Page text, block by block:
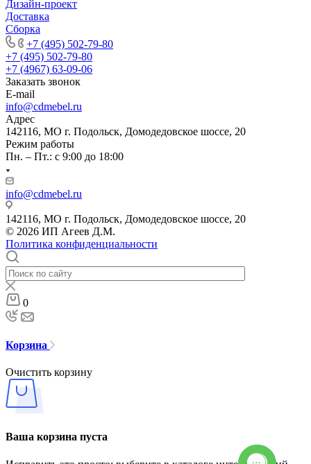
Дизайн-проект
Доставка
Сборка
+7 (495) 502-79-80
+7 (495) 502-79-80
+7 (4967) 63-09-06
Заказать звонок
E-mail
info@cdmebel.ru
Адрес
142116, МО г. Подольск, Домодедовское шоссе, 20
Режим работы
Пн. – Пт.: с 9:00 до 18:00
info@cdmebel.ru
142116, МО г. Подольск, Домодедовское шоссе, 20
© 2026 ИП Агеев Д.М.
Политика конфиденциальности
0
Корзина
Очистить корзину
Ваша корзина пуста